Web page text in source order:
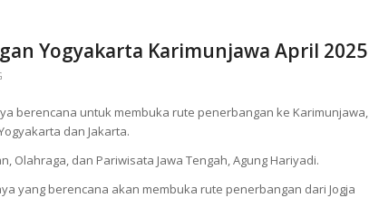
Yogyakarta Karimunjawa April 2025
berencana untuk membuka rute penerbangan ke Karimunjawa,
dan Jakarta.
Olahraga, dan Pariwisata Jawa Tengah, Agung Hariyadi.
yang berencana akan membuka rute penerbangan dari Jogja